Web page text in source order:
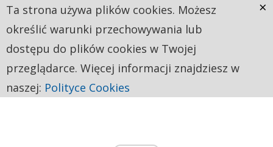
Ta strona używa plików cookies. Możesz
określić warunki przechowywania lub
dostępu do plików cookies w Twojej
przeglądarce. Więcej informacji znajdziesz w
naszej: Polityce Cookies
×